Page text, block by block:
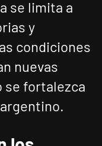
se limita a
y
condiciones
nuevas
fortalezca